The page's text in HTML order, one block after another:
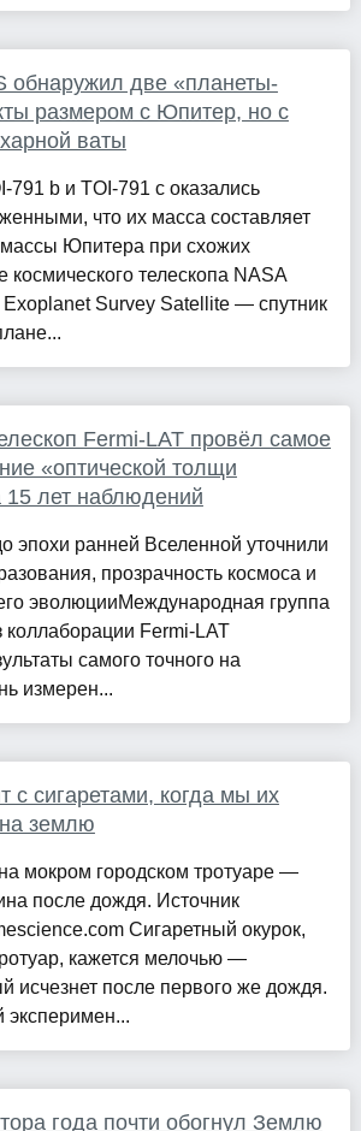
обнаружил две «планеты-
размером с Юпитер, но с
ваты
791 b и TOI-791 c оказались
что их масса составляет
Юпитера при схожих
телескопа NASA
Survey Satellite — спутник
Fermi-LAT провёл самое
«оптической толщи
15 лет наблюдений
эпохи ранней Вселенной уточнили
прозрачность космоса и
эволюцииМеждународная группа
коллаборации Fermi-LAT
самого точного на
измерен...
с сигаретами, когда мы их
землю
мокром городском тротуаре —
после дождя. Источник
Сигаретный окурок,
кажется мелочью —
исчезнет после первого же дождя.
эксперимен...
года почти обогнул Землю